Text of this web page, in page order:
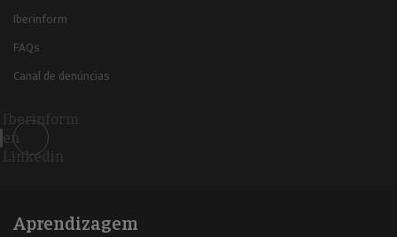
Iberinform
FAQs
Canal de denúncias
Iberinform
en
Linkedin
Aprendizagem